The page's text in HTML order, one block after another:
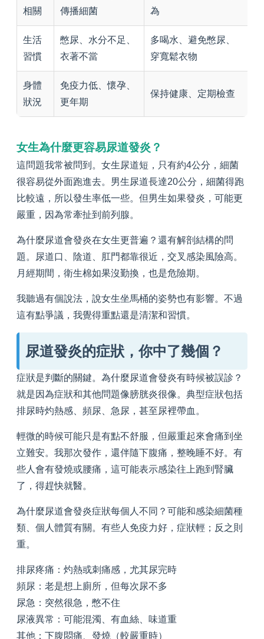
相關
傳播細菌
為
生活
習慣
憋尿、水分不足、
衣著不當
多喝水、避免憋尿、
穿寬鬆衣物
身體
狀況
免疫力低、懷孕、
更年期
保持健康、定期檢查
女生為什麼更容易尿道發炎？
這問題我常被問到。女生尿道短，只有約4公分，細菌
很容易從外面跑進去。男生尿道長達20公分，細菌得跑
比較遠，所以發生率低一些。但男生如果發炎，可能更
嚴重，因為常牽扯到前列腺。
為什麼尿道會發炎在女生更普遍？還有解剖結構的問
題。尿道口、陰道、肛門都靠很近，交叉感染風險高。
月經期間，衛生棉如果沒勤換，也是危險期。
我聽過有個說法，說女生坐馬桶的姿勢也有影響。不過
這有點爭議，我覺得重點還是清潔和習慣。
尿道發炎的症狀，你中了幾個？
症狀是判斷的關鍵。為什麼尿道會發炎有時候被誤診？
就是因為症狀和其他問題像膀胱炎很像。典型症狀包括
排尿時灼熱感、頻尿、急尿，甚至尿裡帶血。
輕微的時候可能只是有點不舒服，但嚴重起來會痛到坐
立難安。我那次發作，還伴隨下腹痛，整晚睡不好。有
些人會有發燒或腰痛，這可能表示感染往上跑到腎臟
了，得趕快就醫。
為什麼尿道會發炎症狀每個人不同？可能和感染細菌種
類、個人體質有關。有些人免疫力好，症狀輕；反之則
重。
排尿疼痛：灼熱或刺痛感，尤其尿完時
頻尿：老是想上廁所，但每次尿不多
尿急：突然很急，憋不住
尿液異常：可能混濁、有血絲、味道重
其他：下腹悶痛、發燒（較嚴重時）